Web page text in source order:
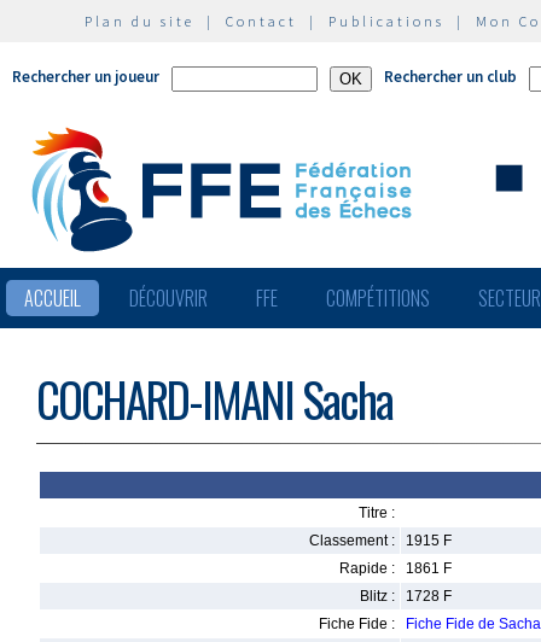
Plan du site | Contact | Publications | Mon
Rechercher un joueur Rechercher un club
ACCUEIL DÉCOUVRIR FFE COMPÉTITIONS
COCHARD-IMANI Sacha
Titre :
Classement :
1915 F
Rapide :
1861 F
Blitz :
1728 F
Fiche Fide :
Fiche Fide de